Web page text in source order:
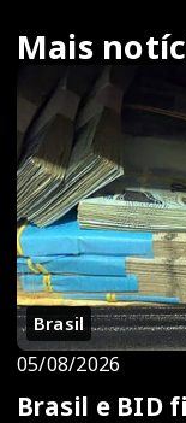
Mais
Brasil
05/08/2026
Brasil e BID